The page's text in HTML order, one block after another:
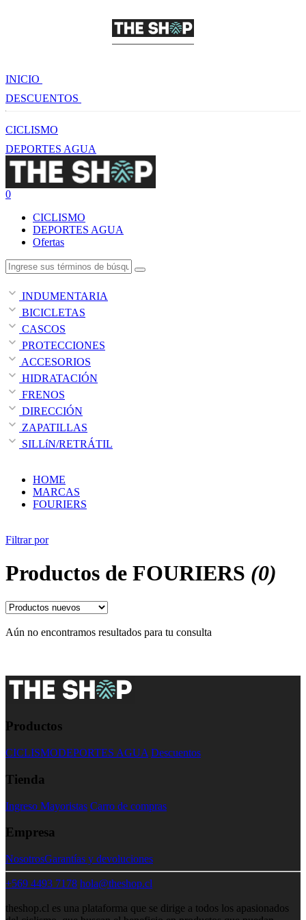
INICIO
DESCUENTOS
CICLISMO
DEPORTES AGUA
0
CICLISMO
DEPORTES AGUA
Ofertas
INDUMENTARIA
BICICLETAS
CASCOS
PROTECCIONES
ACCESORIOS
HIDRATACIÓN
FRENOS
DIRECCIÓN
ZAPATILLAS
SILLíN/RETRÁTIL
HOME
MARCAS
FOURIERS
Filtrar por
Productos de FOURIERS (0)
Aún no encontramos resultados para tu consulta
Productos
CICLISMODEPORTES AGUA Descuentos
Tienda
Ingreso Mayoristas Carro de compras
Empresa
NosotrosGarantías y devoluciones
+569 4493 7178 hola@theshop.cl
theshop.cl es una plataforma que se dirige a todos los apasionados